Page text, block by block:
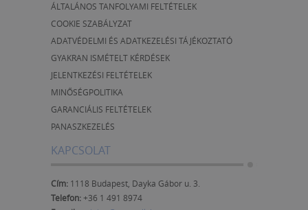
ÁLTALÁNOS TANFOLYAMI FELTÉTELEK
COOKIE SZABÁLYZAT
ADATVÉDELMI ÉS ADATKEZELÉSI TÁJÉKOZTATÓ
GYAKRAN ISMÉTELT KÉRDÉSEK
JELENTKEZÉSI FELTÉTELEK
MINŐSÉGPOLITIKA
GARANCIÁLIS FELTÉTELEK
PANASZKEZELÉS
KAPCSOLAT
Cím: 1118 Budapest, Dayka Gábor u. 3.
Telefon:+36 1 491 8974